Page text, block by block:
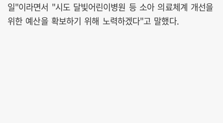
일"이라면서 "시도 달빛어린이병원 등 소아 의료체계 개선을
위한 예산을 확보하기 위해 노력하겠다"고 말했다.